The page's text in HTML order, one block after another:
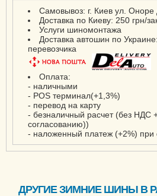
Самовывоз: г. Киев ул. Оноре
Доставка по Киеву: 250 грн/
Услуги шиномонтажа
Доставка автошин по
перевозчика
Оплата:
- наличными
- POS терминал(+1,3%)
- перевод на карту
- безналичный расчет (без НДС
согласованию))
- наложенный платеж (+2%) при
ДРУГИЕ ЗИМНИЕ ШИНЫ В